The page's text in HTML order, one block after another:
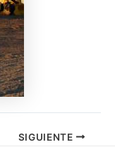
SIGUIENTE